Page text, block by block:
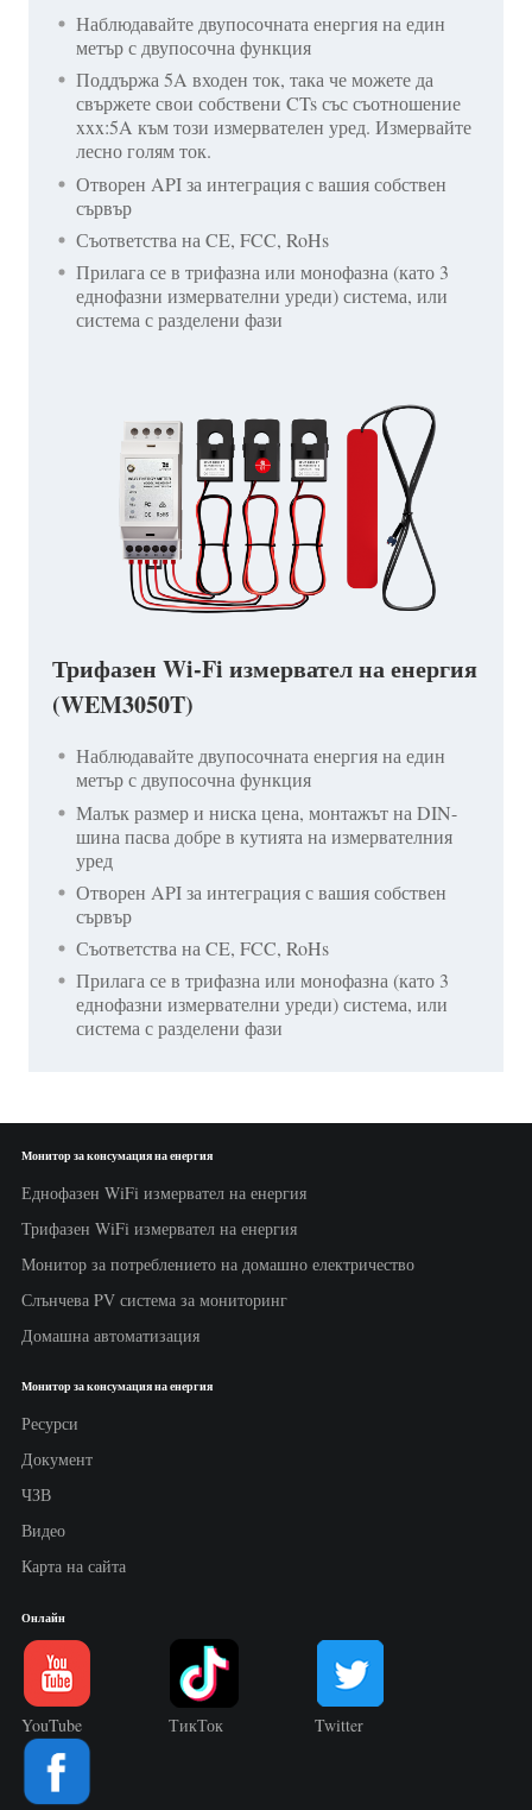
Наблюдавайте двупосочната енергия на един
метър с двупосочна функция
Поддържа 5A входен ток, така че можете да
свържете свои собствени CTs със съотношение
xxx:5A към този измервателен уред. Измервайте
лесно голям ток.
Отворен API за интеграция с вашия собствен
сървър
Съответства на CE, FCC, RoHs
Прилага се в трифазна или монофазна (като 3
еднофазни измервателни уреди) система, или
система с разделени фази
Трифазен Wi-Fi измервател на енергия
(WEM3050T)
Наблюдавайте двупосочната енергия на един
метър с двупосочна функция
Малък размер и ниска цена, монтажът на DIN-
шина пасва добре в кутията на измервателния
уред
Отворен API за интеграция с вашия собствен
сървър
Съответства на CE, FCC, RoHs
Прилага се в трифазна или монофазна (като 3
еднофазни измервателни уреди) система, или
система с разделени фази
Монитор за консумация на енергия
Еднофазен WiFi измервател на енергия
Трифазен WiFi измервател на енергия
Монитор за потреблението на домашно електричество
Слънчева PV система за мониторинг
Домашна автоматизация
Монитор за консумация на енергия
Ресурси
Документ
ЧЗВ
Видео
Карта на сайта
Онлайн
YouTube ТикТок Twitter